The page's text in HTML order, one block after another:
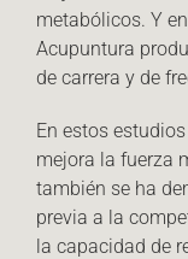
metabólicos. Y
Acupuntura
de carrera y de
En estos
mejora la fuerza
también se ha
previa a la
la capacidad de